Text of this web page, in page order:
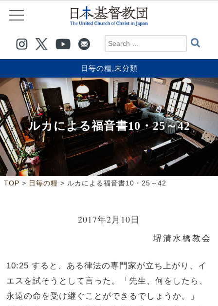
日毎の糧,未分類
ルカによる福音書10・25～42
TOP > 日毎の糧 > ルカによる福音書10・25～42
2017年2月10日
堺清水橋教会
10:25 すると、ある律法の専門家が立ち上がり、イ
エスを試そうとして言った。「先生、何をしたら、
永遠の命を受け継ぐことができるでしょうか。」